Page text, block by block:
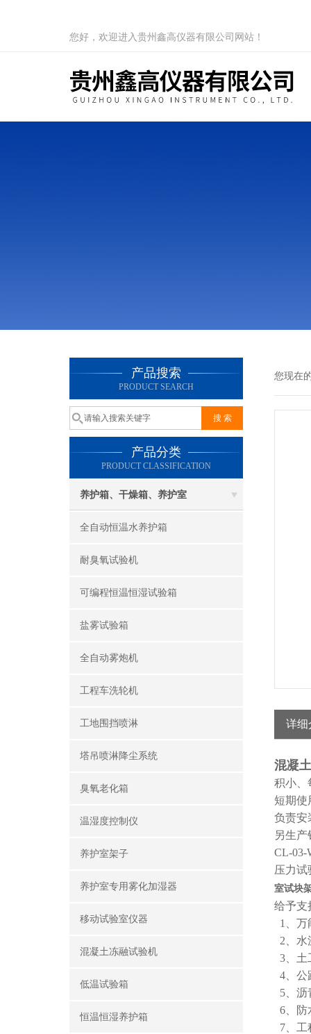
您好，欢迎进入贵州鑫高仪器有限公司网站！
产品搜索
PRODUCT SEARCH
产品分类
PRODUCT CLASSIFICATION
养护箱、干燥箱、养护室
全自动恒温水养护箱
耐臭氧试验机
可编程恒温恒湿试验箱
盐雾试验箱
全自动雾炮机
工程车洗轮机
工地围挡喷淋
塔吊喷淋降尘系统
臭氧老化箱
温湿度控制仪
养护室架子
养护室专用雾化加湿器
移动试验室仪器
混凝土冻融试验机
低温试验箱
恒温恒湿养护箱
您现在
详细
混凝
积小、
短期使
负责安
另生产
CL-03-
压力试
室试块
给予支
1、
2、水
3、土
4、公
5、沥
6、防
7、工